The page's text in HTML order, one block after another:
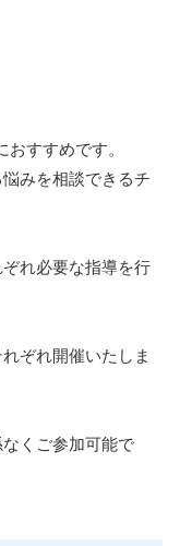
すすめです。
みを相談できるチ
れ必要な指導を行
ぞれ開催いたしま
くご参加可能で